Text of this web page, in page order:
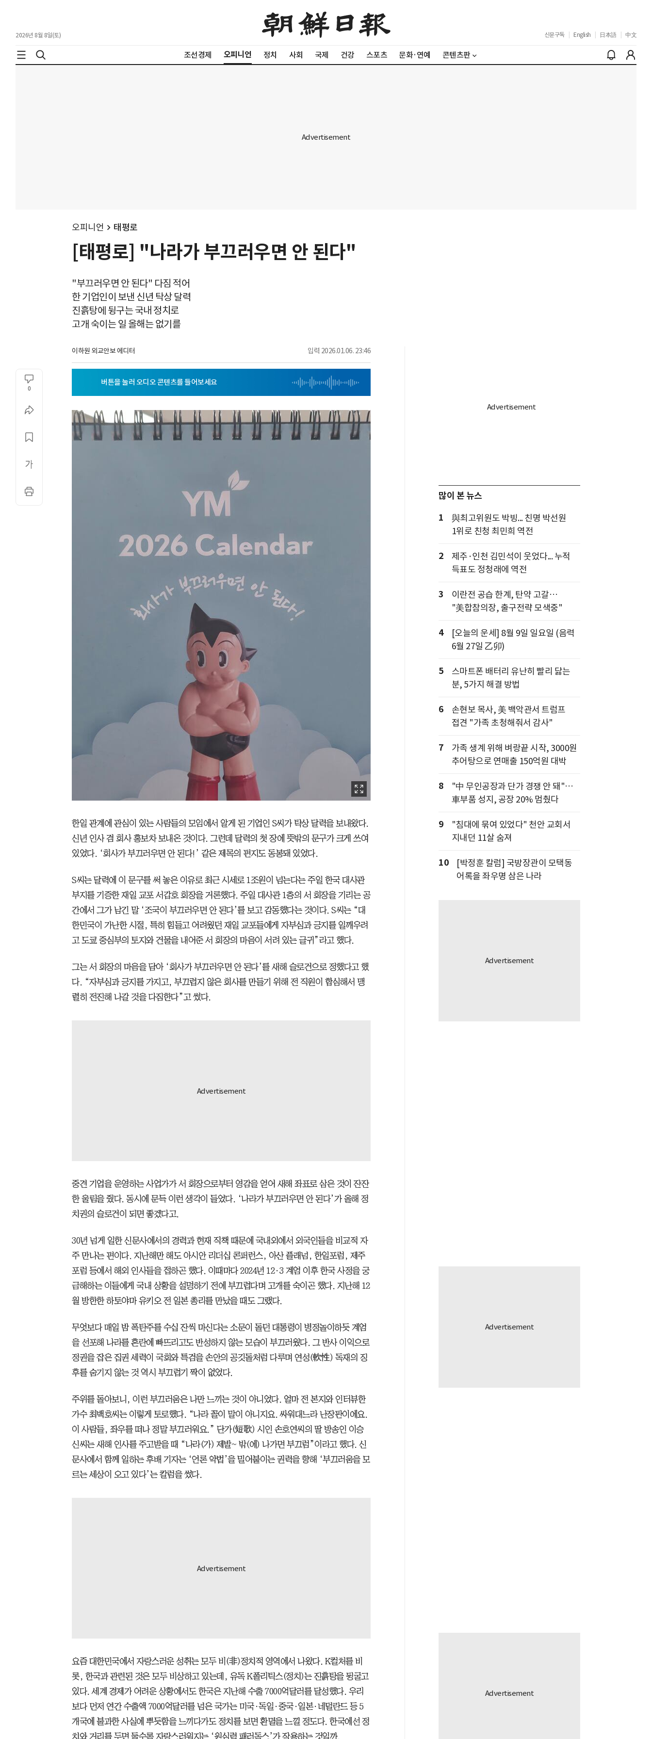
2026년 8월 8일(토) 신문구독 English 日本語 中文
조선경제 오피니언 정치 사회 국제 건강 스포츠 문화·연예 콘텐츠판
오피니언 태평로
[태평로] "나라가 부끄러우면 안 된다"
"부끄러우면 안 된다" 다짐 적어
한 기업인이 보낸 신년 탁상 달력
진흙탕에 뒹구는 국내 정치로
고개 숙이는 일 올해는 없기를
이하원 외교안보 에디터 입력 2026.01.06. 23:46
0
한일 관계에 관심이 있는 사람들의 모임에서 알게 된 기업인 S씨가 탁상 달력을 보내왔다.
신년 인사 겸 회사 홍보차 보내온 것이다. 그런데 달력의 첫 장에 뜻밖의 문구가 크게 쓰여
있었다. ‘회사가 부끄러우면 안 된다!’ 같은 제목의 편지도 동봉돼 있었다.
S씨는 달력에 이 문구를 써 놓은 이유로 최근 시세로 1조원이 넘는다는 주일 한국 대사관
부지를 기증한 재일 교포 서갑호 회장을 거론했다. 주일 대사관 1층의 서 회장을 기리는 공
간에서 그가 남긴 말 ‘조국이 부끄러우면 안 된다’를 보고 감동했다는 것이다. S씨는 “대
한민국이 가난한 시절, 특히 힘들고 어려웠던 재일 교포들에게 자부심과 긍지를 일깨우려
고 도쿄 중심부의 토지와 건물을 내어준 서 회장의 마음이 서려 있는 글귀”라고 했다.
그는 서 회장의 마음을 담아 ‘회사가 부끄러우면 안 된다’를 새해 슬로건으로 정했다고 했
다. “자부심과 긍지를 가지고, 부끄럽지 않은 회사를 만들기 위해 전 직원이 합심해서 맹
렬히 전진해 나갈 것을 다짐한다”고 썼다.
중견 기업을 운영하는 사업가가 서 회장으로부터 영감을 얻어 새해 좌표로 삼은 것이 잔잔
한 울림을 줬다. 동시에 문득 이런 생각이 들었다. ‘나라가 부끄러우면 안 된다’가 올해 정
치권의 슬로건이 되면 좋겠다고.
30년 넘게 일한 신문사에서의 경력과 현재 직책 때문에 국내외에서 외국인들을 비교적 자
주 만나는 편이다. 지난해만 해도 아시안 리더십 콘퍼런스, 아산 플래넘, 한일포럼, 제주
포럼 등에서 해외 인사들을 접하곤 했다. 이때마다 2024년 12·3 계엄 이후 한국 사정을 궁
금해하는 이들에게 국내 상황을 설명하기 전에 부끄럽다며 고개를 숙이곤 했다. 지난해 12
월 방한한 하토야마 유키오 전 일본 총리를 만났을 때도 그랬다.
무엇보다 매일 밤 폭탄주를 수십 잔씩 마신다는 소문이 돌던 대통령이 병정놀이하듯 계엄
을 선포해 나라를 혼란에 빠뜨리고도 반성하지 않는 모습이 부끄러웠다. 그 반사 이익으로
정권을 잡은 집권 세력이 국회와 특검을 손안의 공깃돌처럼 다루며 연성(軟性) 독재의 징
후를 숨기지 않는 것 역시 부끄럽기 짝이 없었다.
주위를 돌아보니, 이런 부끄러움은 나만 느끼는 것이 아니었다. 얼마 전 본지와 인터뷰한
가수 최백호씨는 이렇게 토로했다. “나라 꼴이 말이 아니지요. 싸워대느라 난장판이에요.
이 사람들, 좌우를 떠나 정말 부끄러워요.” 단가(短歌) 시인 손호연씨의 딸 방송인 이승
신씨는 새해 인사를 주고받을 때 “나라(가) 제발~ 밖(에) 나가면 부끄럼”이라고 했다. 신
문사에서 함께 일하는 후배 기자는 ‘언론 악법’을 밀어붙이는 권력을 향해 ‘부끄러움을 모
르는 세상이 오고 있다’는 칼럼을 썼다.
요즘 대한민국에서 자랑스러운 성취는 모두 비(非)정치적 영역에서 나왔다. K컬처를 비
롯, 한국과 관련된 것은 모두 비상하고 있는데, 유독 K폴리틱스(정치)는 진흙탕을 뒹굴고
있다. 세계 경제가 어려운 상황에서도 한국은 지난해 수출 7000억달러를 달성했다. 우리
보다 먼저 연간 수출액 7000억달러를 넘은 국가는 미국·독일·중국·일본·네덜란드 등 5
개국에 불과한 사실에 뿌듯함을 느끼다가도 정치를 보면 환멸을 느낄 정도다. 한국에선 정
치와 거리를 두면 둘수록 자랑스러워지는 ‘원심력 패러독스’가 작용하는 것일까.
많이 본 뉴스
1
與최고위원도 박빙... 친명 박선원
1위로 친청 최민희 역전
2
제주·인천 김민석이 웃었다... 누적
득표도 정청래에 역전
3
이란전 공습 한계, 탄약 고갈…
"美합참의장, 출구전략 모색중"
4
[오늘의 운세] 8월 9일 일요일 (음력
6월 27일 乙卯)
5
스마트폰 배터리 유난히 빨리 닳는
분, 5가지 해결 방법
6
손현보 목사, 美 백악관서 트럼프
접견 "가족 초청해줘서 감사"
7
가족 생계 위해 벼랑끝 시작, 3000원
추어탕으로 연매출 150억원 대박
8
"中 무인공장과 단가 경쟁 안 돼"…
車부품 성지, 공장 20% 멈췄다
9
"침대에 묶여 있었다" 천안 교회서
지내던 11살 숨져
10
[박정훈 칼럼] 국방장관이 모택동
어록을 좌우명 삼은 나라